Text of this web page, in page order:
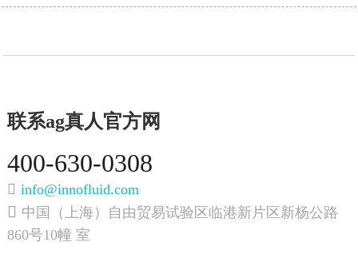
联系ag真人官方网
400-630-0308
info@innofluid.com
中国（上海）自由贸易试验区临港新片区新杨公路
860号10幢 室